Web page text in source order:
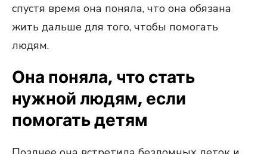
спустя время она поняла, что она обязана
жить дальше для того, чтобы помогать
людям.
Она поняла, что стать
нужной людям, если
помогать детям